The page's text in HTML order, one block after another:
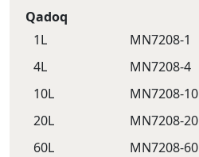
Qadoq
1L
MN7208-1
4L
MN7208-4
10L
MN7208-10
20L
MN7208-20
60L
MN7208-60